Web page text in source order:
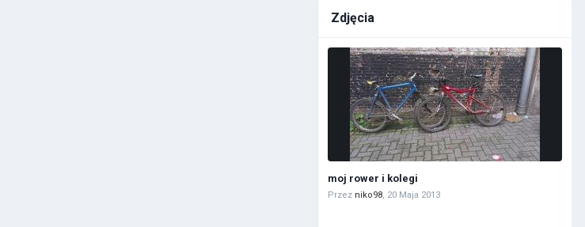
Zdjęcia
moj rower i kolegi
Przez niko98, 20 Maja 2013